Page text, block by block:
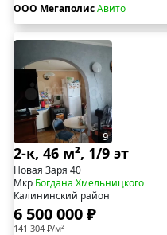
ООО МегаполисАвито
9
2-к, 46 м², 1/9 эт
Новая Заря 40
Мкр Богдана Хмельницкого
Калининский район
6 500 000 ₽
141 304 ₽/м²